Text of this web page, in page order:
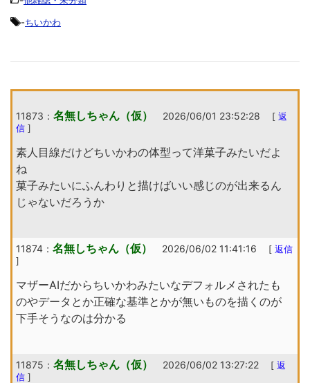
-ちいかわ
11873： 名無しちゃん（仮） 2026/06/01 23:52:28 [ 返
信 ]
素人目線だけどちいかわの体型って洋菓子みたいだよ
ね
菓子みたいにふんわりと描けばいい感じのが出来るん
じゃないだろうか
11874： 名無しちゃん（仮） 2026/06/02 11:41:16 [ 返信
]
マザーAIだからちいかわみたいなデフォルメされたも
のやデータとか正確な基準とかが無いものを描くのが
下手そうなのは分かる
11875： 名無しちゃん（仮） 2026/06/02 13:27:22 [ 返
信 ]